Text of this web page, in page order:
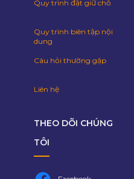
Quy trình đặt giữ chỗ
Quy trình biên tập nội
dung
Câu hỏi thường gặp
Liên hệ
THEO DÕI CHÚNG
TÔI